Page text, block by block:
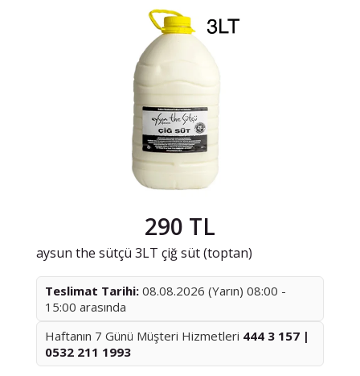
290 TL
aysun the sütçü 3LT çiğ süt (toptan)
Teslimat Tarihi: 08.08.2026 (Yarın) 08:00 -
15:00 arasında
Haftanın 7 Günü Müşteri Hizmetleri 444 3 157 |
0532 211 1993